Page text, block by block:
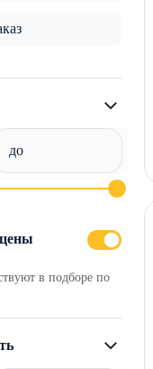
до
в подборе по